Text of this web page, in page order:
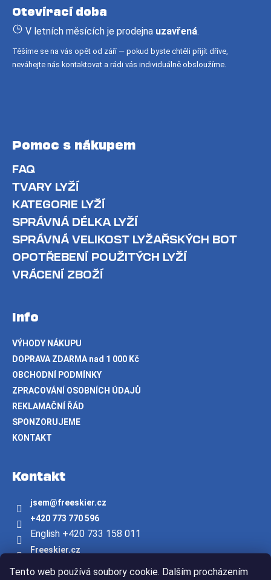
Tento web používá soubory cookie. Dalším procházením
Otevírací doba
V letních měsících je prodejna uzavřená.
Těšíme se na vás opět od září — pokud byste chtěli přijít dříve,
neváhejte nás kontaktovat a rádi vás individuálně obsloužíme.
Pomoc s nákupem
FAQ
TVARY LYŽÍ
KATEGORIE LYŽÍ
SPRÁVNÁ DÉLKA LYŽÍ
SPRÁVNÁ VELIKOST LYŽAŘSKÝCH BOT
OPOTŘEBENÍ POUŽITÝCH LYŽÍ
VRÁCENÍ ZBOŽÍ
Info
VÝHODY NÁKUPU
DOPRAVA ZDARMA nad 1 000 Kč
OBCHODNÍ PODMÍNKY
ZPRACOVÁNÍ OSOBNÍCH ÚDAJŮ
REKLAMAČNÍ ŘÁD
SPONZORUJEME
KONTAKT
Kontakt
jsem@freeskier.cz
+420 773 770 596
English +420 733 158 011
Freeskier.cz